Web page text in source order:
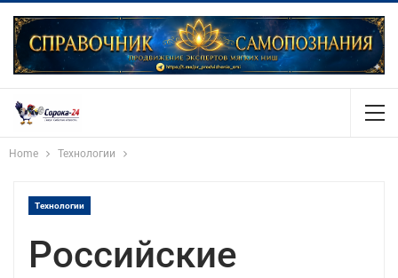
Home Технологии
Технологии
Российские